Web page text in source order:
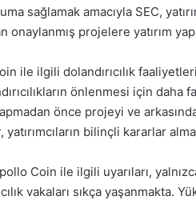
sağlamak amacıyla SEC,
onaylanmış projelere yatırım
ile ilgili dolandırıcılık
önlenmesi için daha
önce projeyi ve
bilinçli kararlar
Coin ile ilgili uyarıları,
vakaları sıkça yaşanmakta.